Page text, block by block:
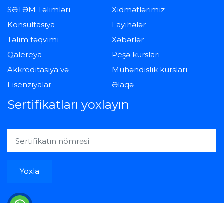
SƏTƏM Təlimləri
Xidmətlərimiz
Konsultasiya
Layihələr
Təlim təqvimi
Xəbərlər
Qalereya
Peşə kursları
Akkreditasiya və
Lisenziyalar
Mühəndislik kursları
Əlaqə
Sertifikatları yoxlayın
Yoxla